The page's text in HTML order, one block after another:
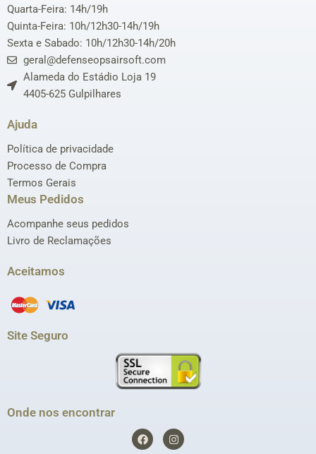
Quarta-Feira: 14h/19h
Quinta-Feira: 10h/12h30-14h/19h
Sexta e Sabado: 10h/12h30-14h/20h
geral@defenseopsairsoft.com
Alameda do Estádio Loja 19
4405-625 Gulpilhares
Ajuda
Política de privacidade
Processo de Compra
Termos Gerais
Meus Pedidos
Acompanhe seus pedidos
Livro de Reclamações
Aceitamos
Site Seguro
Onde nos encontrar
F
a
I
n